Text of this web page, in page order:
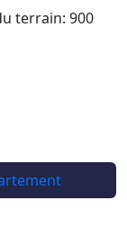
terrain: 900